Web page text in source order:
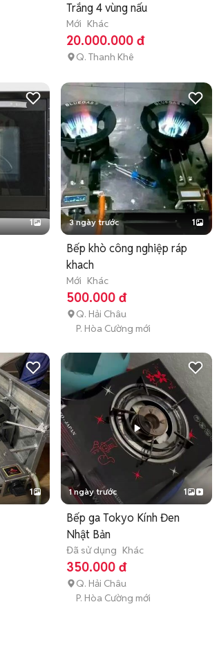
Trắng 4 vùng nấu
Mới Khác
20.000.000 đ
Q. Thanh Khê
1 3 ngày trước 1
Bếp khò công nghiệp ráp
khach
Mới Khác
500.000 đ
Q. Hải Châu
P. Hòa Cường mới
1 1 ngày trước 1
Bếp ga Tokyo Kính Đen
Nhật Bản
Đã sử dụng Khác
350.000 đ
Q. Hải Châu
P. Hòa Cường mới